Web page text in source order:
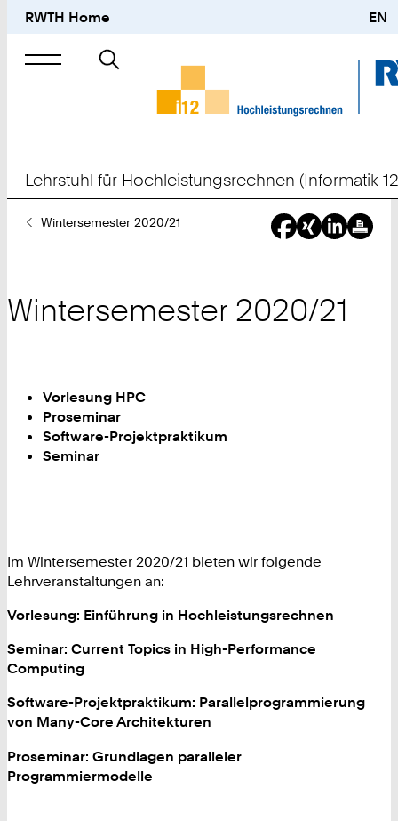
RWTH Home EN
Suche
nach
Lehrstuhl für Hochleistungsrechnen (Informatik
SieWintersemester 2020/21
Wintersemester 2020/21
Vorlesung HPC
Proseminar
Software-Projektpraktikum
Seminar
Im Wintersemester 2020/21 bieten wir folgende
Lehrveranstaltungen an:
Vorlesung: Einführung in Hochleistungsrechnen
Seminar: Current Topics in High-Performance
Computing
Software-Projektpraktikum: Parallelprogrammierung
von Many-Core Architekturen
Proseminar: Grundlagen paralleler
Programmiermodelle